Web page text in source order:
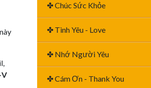
✤ Chúc Sức Khỏe
✤ Tình Yêu - Love
✤ Nhớ Người Yêu
✤ Cám Ơn - Thank You